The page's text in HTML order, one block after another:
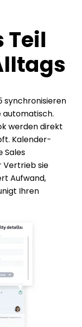
Teil
synchronisieren
automatisch.
werden direkt
Kalender-
Sales
Vertrieb sie
Aufwand,
Ihren